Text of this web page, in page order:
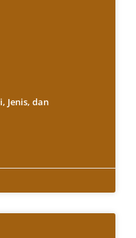
Jenis, dan